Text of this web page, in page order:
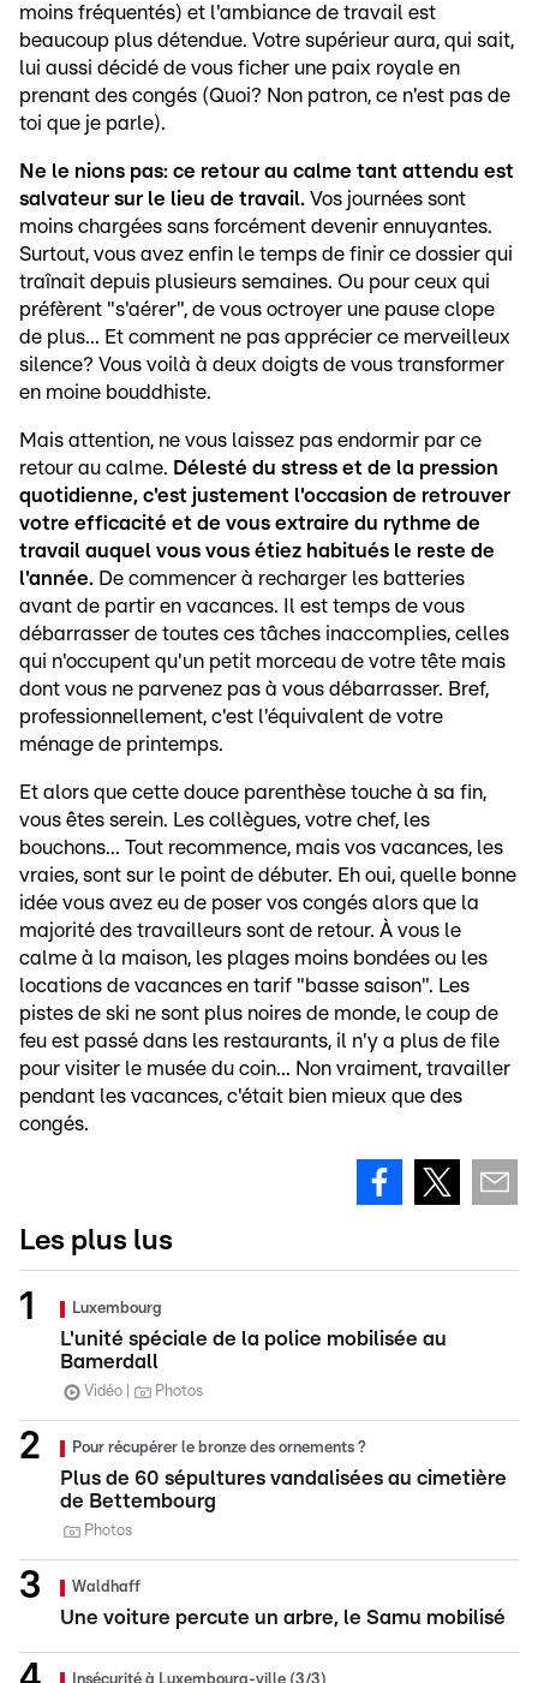
moins fréquentés) et l'ambiance de travail est
beaucoup plus détendue. Votre supérieur aura, qui sait,
lui aussi décidé de vous ficher une paix royale en
prenant des congés (Quoi? Non patron, ce n'est pas de
toi que je parle).
Ne le nions pas: ce retour au calme tant attendu est
salvateur sur le lieu de travail. Vos journées sont
moins chargées sans forcément devenir ennuyantes.
Surtout, vous avez enfin le temps de finir ce dossier qui
traînait depuis plusieurs semaines. Ou pour ceux qui
préfèrent "s'aérer", de vous octroyer une pause clope
de plus... Et comment ne pas apprécier ce merveilleux
silence? Vous voilà à deux doigts de vous transformer
en moine bouddhiste.
Mais attention, ne vous laissez pas endormir par ce
retour au calme. Délesté du stress et de la pression
quotidienne, c'est justement l'occasion de retrouver
votre efficacité et de vous extraire du rythme de
travail auquel vous vous étiez habitués le reste de
l'année. De commencer à recharger les batteries
avant de partir en vacances. Il est temps de vous
débarrasser de toutes ces tâches inaccomplies, celles
qui n'occupent qu'un petit morceau de votre tête mais
dont vous ne parvenez pas à vous débarrasser. Bref,
professionnellement, c'est l'équivalent de votre
ménage de printemps.
Et alors que cette douce parenthèse touche à sa fin,
vous êtes serein. Les collègues, votre chef, les
bouchons... Tout recommence, mais vos vacances, les
vraies, sont sur le point de débuter. Eh oui, quelle bonne
idée vous avez eu de poser vos congés alors que la
majorité des travailleurs sont de retour. À vous le
calme à la maison, les plages moins bondées ou les
locations de vacances en tarif "basse saison". Les
pistes de ski ne sont plus noires de monde, le coup de
feu est passé dans les restaurants, il n'y a plus de file
pour visiter le musée du coin... Non vraiment, travailler
pendant les vacances, c'était bien mieux que des
congés.
Les plus lus
Luxembourg
L'unité spéciale de la police mobilisée au
Bamerdall
Vidéo Photos
Pour récupérer le bronze des ornements ?
Plus de 60 sépultures vandalisées au cimetière
de Bettembourg
Photos
Waldhaff
Une voiture percute un arbre, le Samu mobilisé
Insécurité à Luxembourg-ville (3/3)